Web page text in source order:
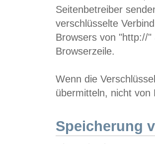
Seitenbetreiber
verschlüsselte
Browsers von "http://
Browserzeile.
Wenn die
übermitteln, nicht von
Speicherung